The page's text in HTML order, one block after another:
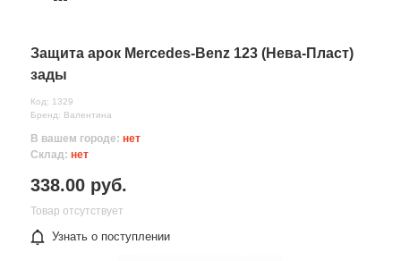
Защита арок Mercedes-Benz 123 (Нева-Пласт)
зады
Код: 1329
Бренд: Валентина
В вашем городе: нет
Склад: нет
338.00 руб.
Товар отсутствует
Узнать о поступлении